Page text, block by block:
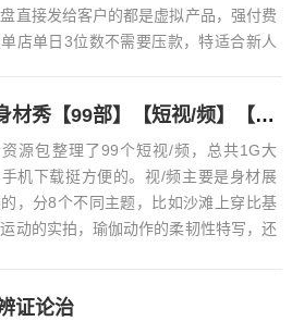
直接发给客户的都是虚拟产品，强付费
店单日3位数不需要压款，特适合新人
的保证金，个人店铺就行，不用办理
照，非常省心...
私藏的99部火辣美女身材秀【99部】【短视/频】【1G】
源包整理了99个短视/频，总共1G大
机下载挺方便的。视/频主要是身材展
，分8个不同主题，比如沙滩上穿比基
动的实拍，瑜伽动作的柔韧性特写，还
了慢动作。...
证论治